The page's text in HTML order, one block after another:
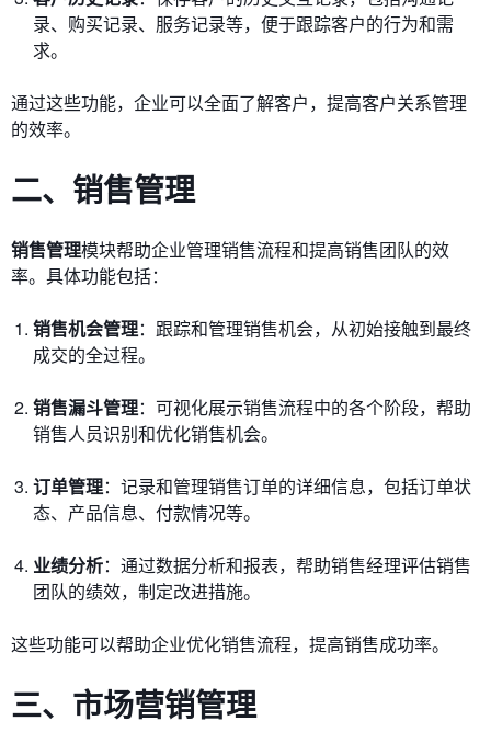
录、购买记录、服务记录等，便于跟踪客户的行为和需
求。
通过这些功能，企业可以全面了解客户，提高客户关系管理
的效率。
二、销售管理
销售管理模块帮助企业管理销售流程和提高销售团队的效
率。具体功能包括：
销售机会管理：跟踪和管理销售机会，从初始接触到最终
成交的全过程。
销售漏斗管理：可视化展示销售流程中的各个阶段，帮助
销售人员识别和优化销售机会。
订单管理：记录和管理销售订单的详细信息，包括订单状
态、产品信息、付款情况等。
业绩分析：通过数据分析和报表，帮助销售经理评估销售
团队的绩效，制定改进措施。
这些功能可以帮助企业优化销售流程，提高销售成功率。
三、市场营销管理